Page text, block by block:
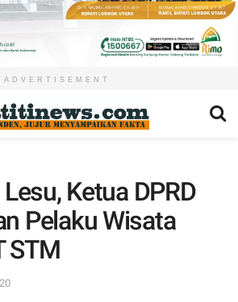
ADVERTISEMENT
Ketua DPRD
Pelaku Wisata
STM